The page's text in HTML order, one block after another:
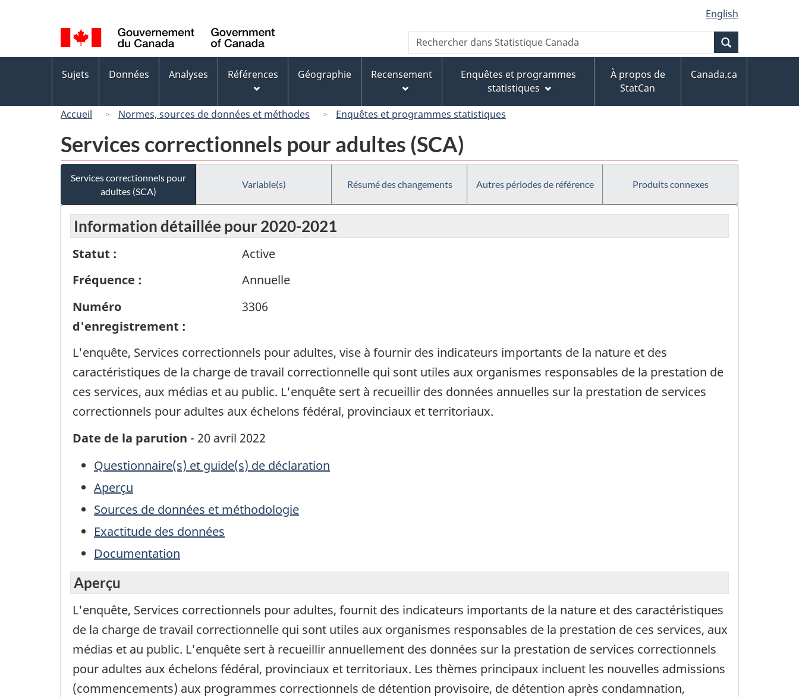
au
contenu
principal
« À
propos
de
ce
version
HTML
simplifiée
de
la
langue
English
Canada
Recherche
Rechercher
dans
Canada
des
Sujets Données Analyses Références Géographie Recensement
Enquêtes et programmes
statistiques
À propos de
StatCan
Canada.ca
Accueil Normes, sources de données et méthodes Enquêtes et programmes statistiques
Services correctionnels pour adultes (SCA)
Services correctionnels pour
adultes (SCA)
Variable(s) Résumé des changements Autres périodes de référence Produits connexes
Information détaillée pour 2020-2021
Statut :
Active
Fréquence :
Annuelle
Numéro
d'enregistrement :
3306
L'enquête, Services correctionnels pour adultes, vise à fournir des indicateurs importants de la nature et des
caractéristiques de la charge de travail correctionnelle qui sont utiles aux organismes responsables de la prestation de
ces services, aux médias et au public. L'enquête sert à recueillir des données annuelles sur la prestation de services
correctionnels pour adultes aux échelons fédéral, provinciaux et territoriaux.
Date de la parution - 20 avril 2022
Questionnaire(s) et guide(s) de déclaration
Aperçu
Sources de données et méthodologie
Exactitude des données
Documentation
Aperçu
L'enquête, Services correctionnels pour adultes, fournit des indicateurs importants de la nature et des caractéristiques
de la charge de travail correctionnelle qui sont utiles aux organismes responsables de la prestation de ces services, aux
médias et au public. L'enquête sert à recueillir annuellement des données sur la prestation de services correctionnels
pour adultes aux échelons fédéral, provinciaux et territoriaux. Les thèmes principaux incluent les nouvelles admissions
(commencements) aux programmes correctionnels de détention provisoire, de détention après condamnation,